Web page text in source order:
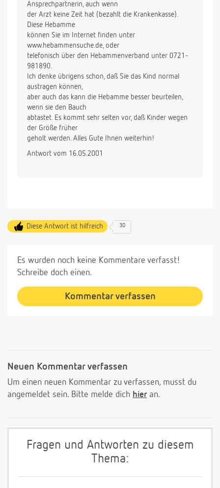
Ansprechpartnerin, auch wenn
der Arzt keine Zeit hat (bezahlt die Krankenkasse).
Diese Hebamme
können Sie im Internet finden unter
www.hebammensuche.de, oder
telefonisch über den Hebammenverband unter 0721-
981890.
Ich denke übrigens schon, daß Sie das Kind normal
austragen können,
aber auch das kann die Hebamme besser beurteilen,
wenn sie den Bauch
abtastet. Es kommt sehr selten vor, daß Kinder wegen
der Größe früher
geholt werden. Alles Gute Ihnen weiterhin!
Antwort vom 16.05.2001
Diese Antwort ist hilfreich 30
Es wurden noch keine Kommentare verfasst!
Schreibe doch einen.
Kommentar verfassen
Neuen Kommentar verfassen
Um einen neuen Kommentar zu verfassen, musst du
angemeldet sein. Bitte melde dich hier an.
Fragen und Antworten zu diesem
Thema: